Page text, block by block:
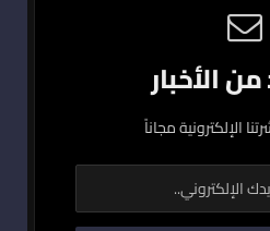
الأخبار
الإلكترونية مجاناً